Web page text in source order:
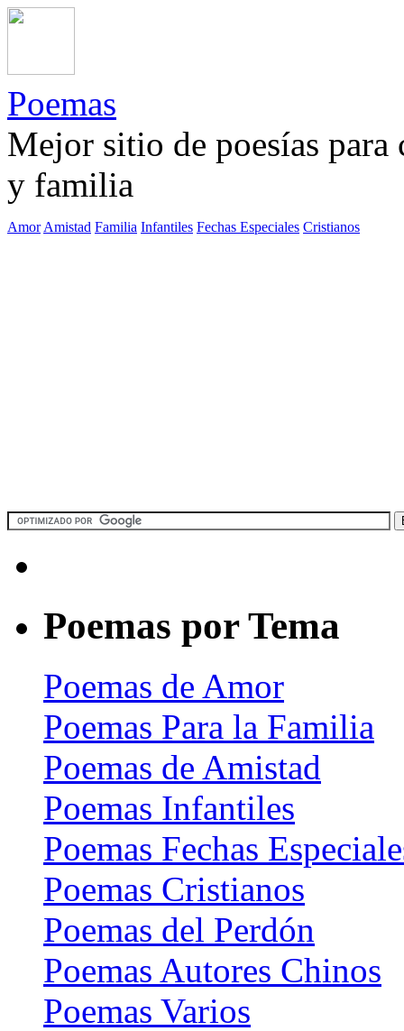
Poemas
Mejor sitio de poesías
y familia
Amor Amistad Familia Infantiles Fechas Especiales Cristianos
Poemas por Tema
Poemas de Amor
Poemas Para la Familia
Poemas de Amistad
Poemas Infantiles
Poemas Fechas
Poemas Cristianos
Poemas del Perdón
Poemas Autores Chinos
Poemas Varios